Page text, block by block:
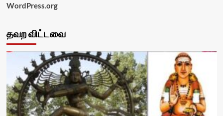
WordPress.org
தவற விட்டவை